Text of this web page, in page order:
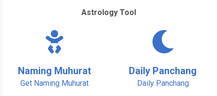
Astrology Tool
Naming Muhurat
Get Naming Muhurat
Daily Panchang
Daily Panchang